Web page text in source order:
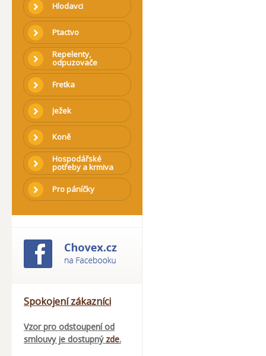
Hlodavci
Ptactvo
Repelenty,
odpuzovače
Fretka
Ježek
Koně
Hospodářské
potřeby a krmiva
Pro páníčky
Spokojení zákazníci
Vzor pro odstoupení od
smlouvy je dostupný zde.